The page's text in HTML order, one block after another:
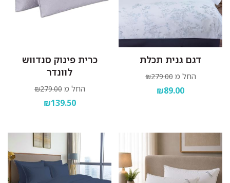
דגם גנית תכלת
החל מ ₪279.00
₪89.00
כרית פינוק סנדווש
לוונדר
החל מ ₪279.00
₪139.50